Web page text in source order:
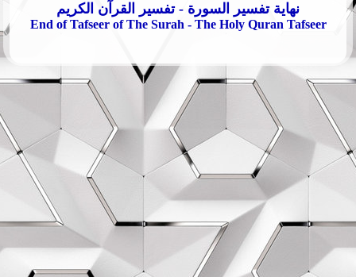
نهاية تفسير السورة - تفسير القرآن الكريم
End of Tafseer of The Surah - The Holy Quran Tafseer